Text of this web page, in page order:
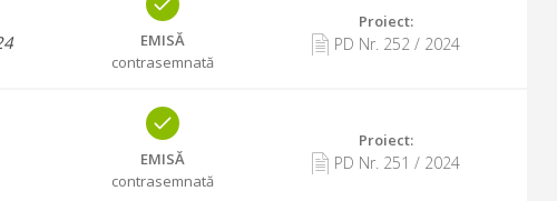
EMISĂ
contrasemnată
Proiect:
PD Nr. 252/ 2024
EMISĂ
contrasemnată
Proiect:
PD Nr. 251 / 2024